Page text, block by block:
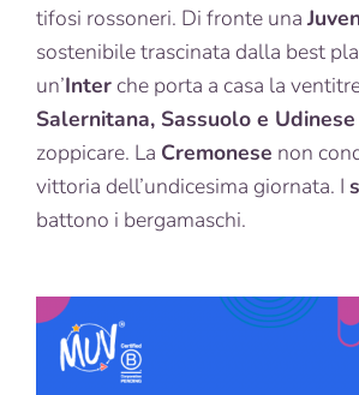
tifosi rossoneri. Di fronte una
sostenibile trascinata dalla best
un’Inter che porta a casa la
Salernitana, Sassuolo e Udinese
zoppicare. La Cremonese non
vittoria dell’undicesima giornata. I
battono i bergamaschi.